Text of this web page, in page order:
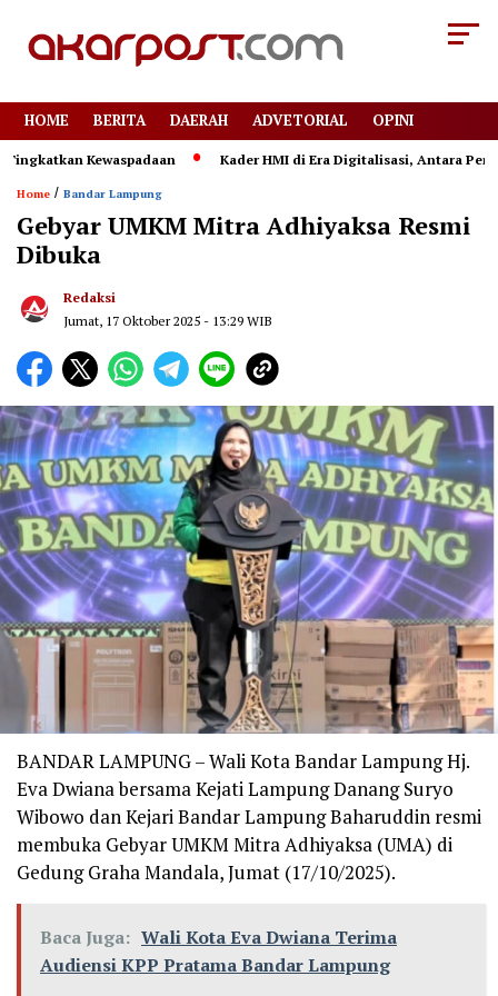
HOME BERITA DAERAH ADVETORIAL OPINI
Kewaspadaan Kader HMI di Era Digitalisasi, Antara
Home / Bandar Lampung
Gebyar UMKM Mitra Adhiyaksa Resmi
Dibuka
Redaksi
Jumat, 17 Oktober 2025 - 13:29 WIB
BANDAR LAMPUNG – Wali Kota Bandar Lampung Hj.
Eva Dwiana bersama Kejati Lampung Danang Suryo
Wibowo dan Kejari Bandar Lampung Baharuddin resmi
membuka Gebyar UMKM Mitra Adhiyaksa (UMA) di
Gedung Graha Mandala, Jumat (17/10/2025).
Baca Juga: Wali Kota Eva Dwiana Terima
Audiensi KPP Pratama Bandar Lampung